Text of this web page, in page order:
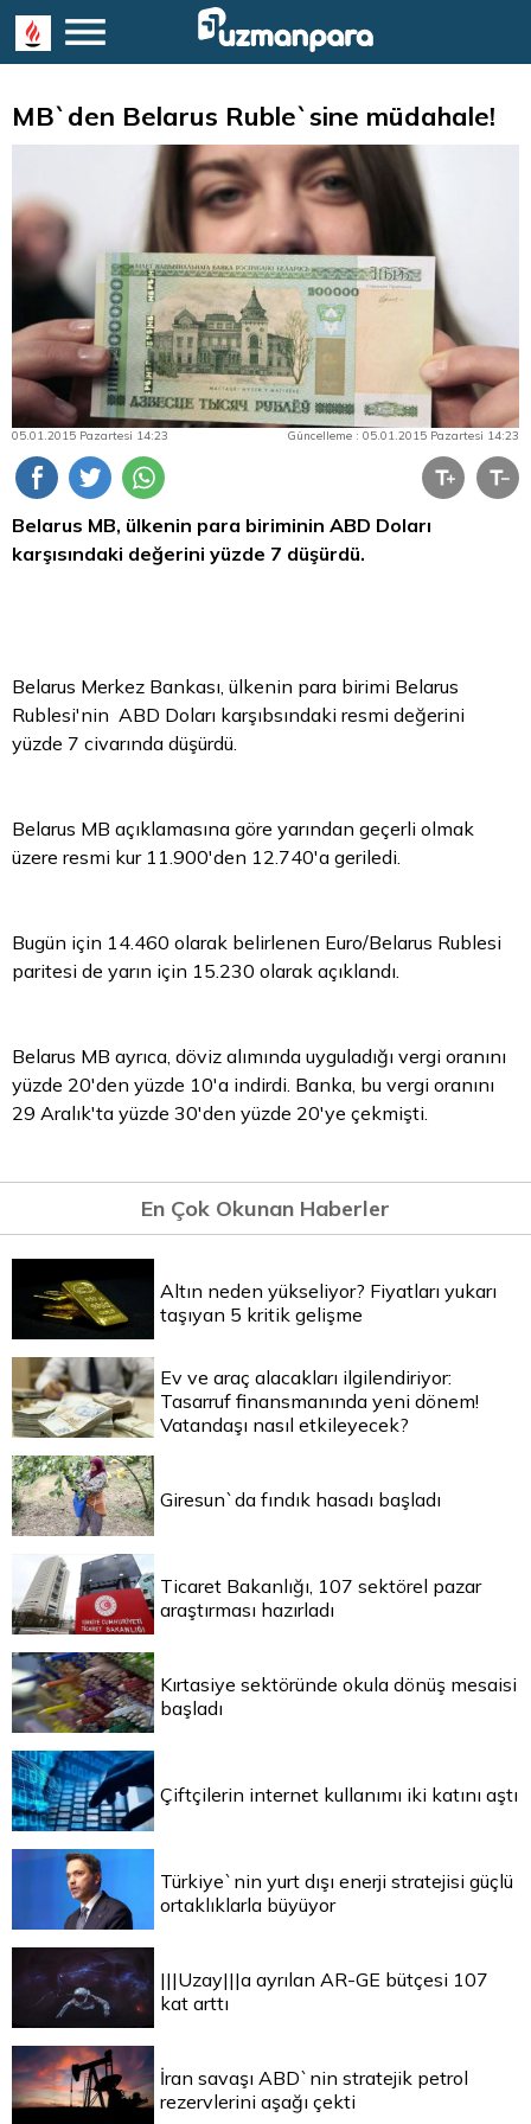
MB`den Belarus Ruble`sine müdahale!
05.01.2015 Pazartesi 14:23 Güncelleme : 05.01.2015 Pazartesi 14:23
Belarus MB, ülkenin para biriminin ABD Doları
karşısındaki değerini yüzde 7 düşürdü.
Belarus Merkez Bankası, ülkenin para birimi Belarus
Rublesi'nin ABD Doları karşıbsındaki resmi değerini
yüzde 7 civarında düşürdü.
Belarus MB açıklamasına göre yarından geçerli olmak
üzere resmi kur 11.900'den 12.740'a geriledi.
Bugün için 14.460 olarak belirlenen Euro/Belarus Rublesi
paritesi de yarın için 15.230 olarak açıklandı.
Belarus MB ayrıca, döviz alımında uyguladığı vergi oranını
yüzde 20'den yüzde 10'a indirdi. Banka, bu vergi oranını
29 Aralık'ta yüzde 30'den yüzde 20'ye çekmişti.
En Çok Okunan Haberler
Altın neden yükseliyor? Fiyatları yukarı
taşıyan 5 kritik gelişme
Ev ve araç alacakları ilgilendiriyor:
Tasarruf finansmanında yeni dönem!
Vatandaşı nasıl etkileyecek?
Giresun`da fındık hasadı başladı
Ticaret Bakanlığı, 107 sektörel pazar
araştırması hazırladı
Kırtasiye sektöründe okula dönüş mesaisi
başladı
Çiftçilerin internet kullanımı iki katını aştı
Türkiye`nin yurt dışı enerji stratejisi güçlü
ortaklıklarla büyüyor
|||Uzay|||a ayrılan AR-GE bütçesi 107
kat arttı
İran savaşı ABD`nin stratejik petrol
rezervlerini aşağı çekti